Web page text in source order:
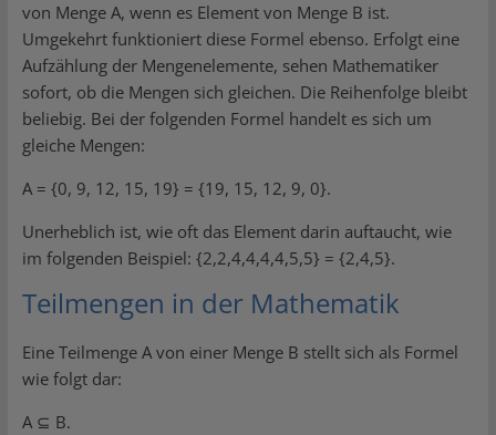
von Menge A, wenn es Element von Menge B ist.
Umgekehrt funktioniert diese Formel ebenso. Erfolgt eine
Aufzählung der Mengenelemente, sehen Mathematiker
sofort, ob die Mengen sich gleichen. Die Reihenfolge bleibt
beliebig. Bei der folgenden Formel handelt es sich um
gleiche Mengen:
A = {0, 9, 12, 15, 19} = {19, 15, 12, 9, 0}.
Unerheblich ist, wie oft das Element darin auftaucht, wie
im folgenden Beispiel: {2,2,4,4,4,4,5,5} = {2,4,5}.
Teilmengen in der Mathematik
Eine Teilmenge A von einer Menge B stellt sich als Formel
wie folgt dar:
A ⊆ B.